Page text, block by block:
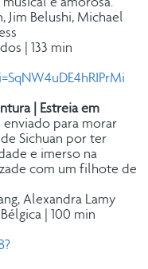
e amorosa.
Jim Belushi, Michael
| 133 min
| Estreia em
enviado para morar
Sichuan por ter
e imerso na
com um filhote de
Alexandra Lamy
| 100 min